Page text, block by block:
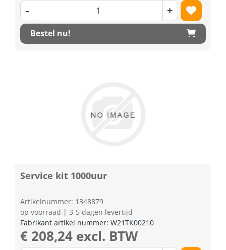
- +
Bestel nu!
Service kit 1000uur
Artikelnummer: 1348879
op voorraad | 3-5 dagen levertijd
Fabrikant artikel nummer: W21TK00210
€ 208,24 excl. BTW